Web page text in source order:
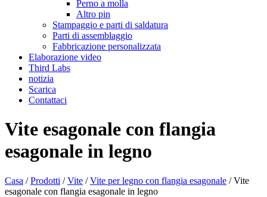
Perno a molla
Altro pin
Stampaggio e parti di saldatura
Parti di assemblaggio
Fabbricazione personalizzata
Elaborazione video
Third Labs
notizia
Scarica
Contattaci
Vite esagonale con flangia
esagonale in legno
Casa /Prodotti /Vite /Vite per legno con flangia esagonale /Vite
esagonale con flangia esagonale in legno